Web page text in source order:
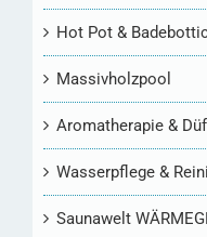
Hot Pot &
Massivholzpool
Aromatherapie &
Wasserpflege &
Saunawelt